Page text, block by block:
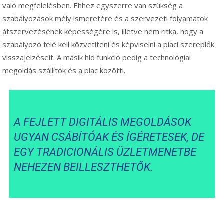
való megfelelésben. Ehhez egyszerre van szükség a
szabályozások mély ismeretére és a szervezeti folyamatok
átszervezésének képességére is, illetve nem ritka, hogy a
szabályozó felé kell közvetíteni és képviselni a piaci szereplők
visszajelzéseit. A másik híd funkció pedig a technológiai
megoldás szállítók és a piac közötti.
A FEJLETT DIGITÁLIS MEGOLDÁSOK
UGYAN CSÁBÍTÓAK ÉS ÍGÉRETESEK, DE
EGY TRADICIONÁLIS ÜZLETMENETBE
NEHEZEN BEILLESZTHETŐK.